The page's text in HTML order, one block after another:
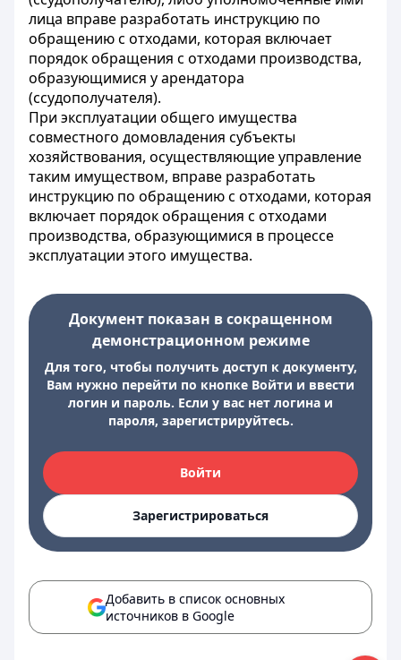
лица вправе разработать инструкцию по
обращению с отходами, которая включает
порядок обращения с отходами производства,
образующимися у арендатора
(ссудополучателя).
При эксплуатации общего имущества
совместного домовладения субъекты
хозяйствования, осуществляющие управление
таким имуществом, вправе разработать
инструкцию по обращению с отходами, которая
включает порядок обращения с отходами
производства, образующимися в процессе
эксплуатации этого имущества.
Документ показан в сокращенном
демонстрационном режиме
Для того, чтобы получить доступ к документу,
Вам нужно перейти по кнопке Войти и ввести
логин и пароль. Если у вас нет логина и
пароля, зарегистрируйтесь.
Войти
Зарегистрироваться
Добавить в список основных
источников в Google